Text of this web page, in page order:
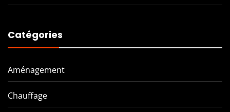
Catégories
Aménagement
Chauffage